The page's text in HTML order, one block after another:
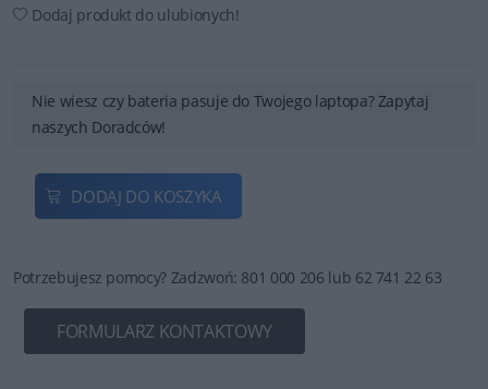
Dodaj produkt do ulubionych!
Nie wiesz czy bateria pasuje do Twojego laptopa? Zapytaj
naszych Doradców!
DODAJ DO KOSZYKA
Potrzebujesz pomocy? Zadzwoń: 801 000 206 lub 62 741 22 63
FORMULARZ KONTAKTOWY